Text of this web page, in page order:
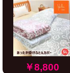
￥8,800